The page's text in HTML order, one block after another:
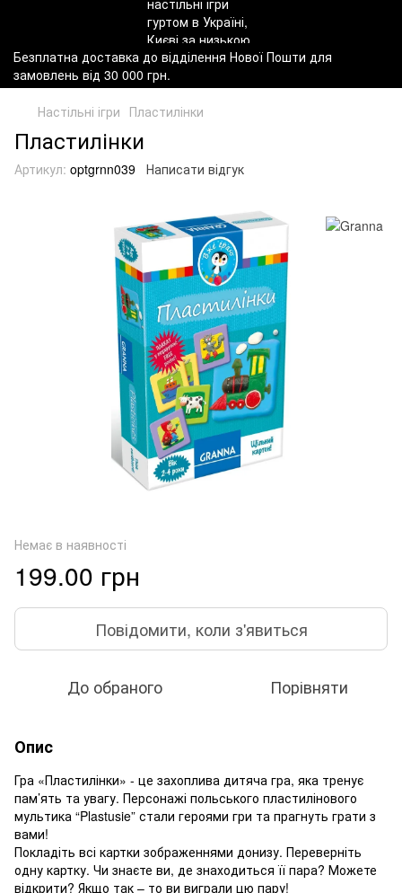
Безплатна доставка до відділення Нової Пошти для
замовлень від 30 000 грн.
Настільні ігри Пластилінки
Пластилінки
Артикул: optgrnn039 Написати відгук
Немає в наявності
199.00 грн
Повідомити, коли з'явиться
До обраного Порівняти
Опис
Гра «Пластилінки» - це захоплива дитяча гра, яка тренує
пам’ять та увагу. Персонажі польського пластилінового
мультика “Plastusie” стали героями гри та прагнуть грати з
вами!
Покладіть всі картки зображеннями донизу. Переверніть
одну картку. Чи знаєте ви, де знаходиться її пара? Можете
відкрити? Якщо так – то ви виграли цю пару!